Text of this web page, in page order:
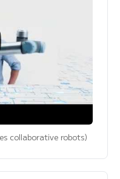
collaborative robots)